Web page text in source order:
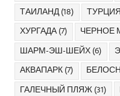
ТАИЛАНД(18) ТУРЦИЯ
ХУРГАДА(7) ЧЕРНОЕ
ШАРМ-ЭШ-ШЕЙХ(6)
АКВАПАРК(7)
ГАЛЕЧНЫЙ ПЛЯЖ(31)